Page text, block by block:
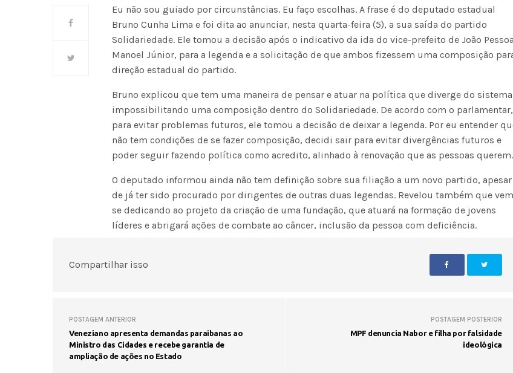
Eu não sou guiado por circunstâncias. Eu faço escolhas. A frase é do deputado estadual
Bruno Cunha Lima e foi dita ao anunciar, nesta quarta-feira (5), a sua saída do partido
Solidariedade. Ele tomou a decisão após o indicativo da ida do vice-prefeito de João
Manoel Júnior, para a legenda e a solicitação de que ambos fizessem uma composição
direção estadual do partido.
Bruno explicou que tem uma maneira de pensar e atuar na política que diverge do
impossibilitando uma composição dentro do Solidariedade. De acordo com o parlamentar,
para evitar problemas futuros, ele tomou a decisão de deixar a legenda. Por eu entender
não tem condições de se fazer composição, decidi sair para evitar divergências futuros e
poder seguir fazendo política como acredito, alinhado à renovação que as pessoas querem.
O deputado informou ainda não tem definição sobre sua filiação a um novo partido, apesar
de já ter sido procurado por dirigentes de outras duas legendas. Revelou também que vem
se dedicando ao projeto da criação de uma fundação, que atuará na formação de jovens
líderes e abrigará ações de combate ao câncer, inclusão da pessoa com deficiência.
Compartilhar isso
POSTAGEM ANTERIOR
Veneziano apresenta demandas paraibanas ao
Ministro das Cidades e recebe garantia de
ampliação de ações no Estado
POSTAGEM POSTERIOR
MPF denuncia Nabor e filha por falsidade
ideológica